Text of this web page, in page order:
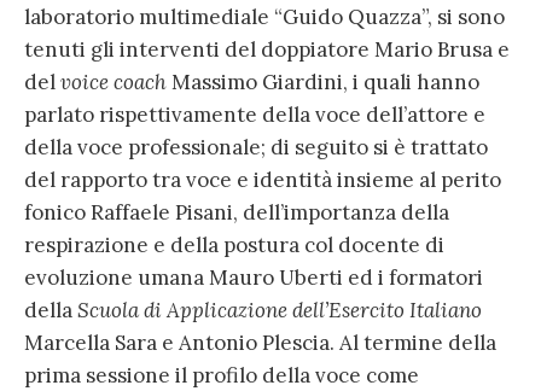
laboratorio multimediale “Guido Quazza”, si sono
tenuti gli interventi del doppiatore Mario Brusa e
delvoice coachMassimo Giardini, i quali hanno
parlato rispettivamente della voce dell’attore e
della voce professionale; di seguito si è trattato
del rapporto tra voce e identità insieme al perito
fonico Raffaele Pisani, dell’importanza della
respirazione e della postura col docente di
evoluzione umana Mauro Uberti ed i formatori
dellaScuola di Applicazione dell’Esercito Italiano
Marcella Sara e Antonio Plescia. Al termine della
prima sessione il profilo della voce come